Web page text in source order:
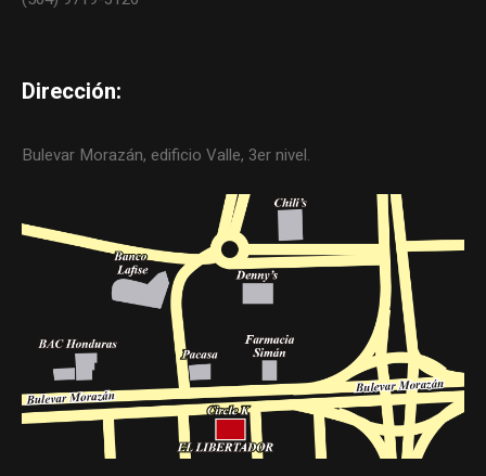
Dirección:
Bulevar Morazán, edificio Valle, 3er nivel.